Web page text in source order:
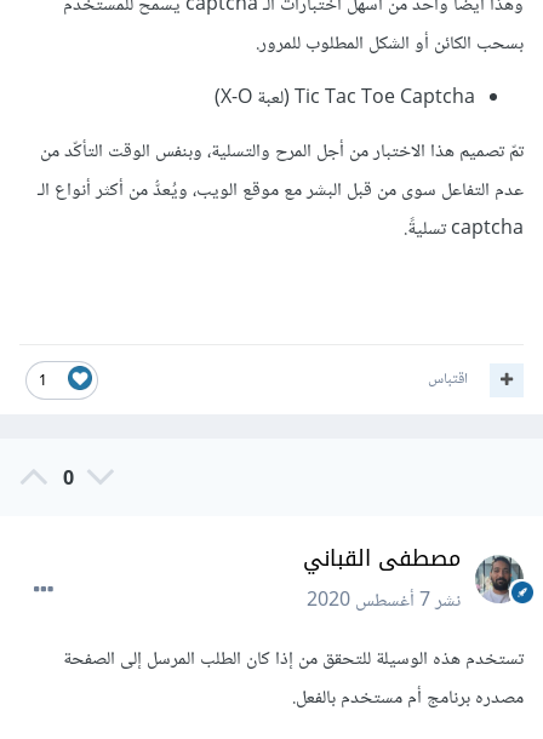
بسحب الكائن أو الشكل المطلوب للمرور.
Tic Tac Toe Captcha (لعبة X-O)
تمّ تصميم هذا الاختبار من أجل المرح والتسلية، وبنفس الوقت التأكّد من
عدم التفاعل سوى من قبل البشر مع موقع الويب، ويُعدُّ من أكثر أنواع الـ
captcha تسليةً.
1 اقتباس
0
مصطفى القباني
نشر7 أغسطس 2020
تستخدم هذه الوسيلة للتحقق من إذا كان الطلب المرسل إلى الصفحة
مصدره برنامج أم مستخدم بالفعل.